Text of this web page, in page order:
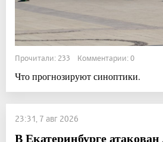
Прочитали: 233 Комментарии: 0
Что прогнозируют синоптики.
23:31, 7 авг 2026
В Екатеринбурге